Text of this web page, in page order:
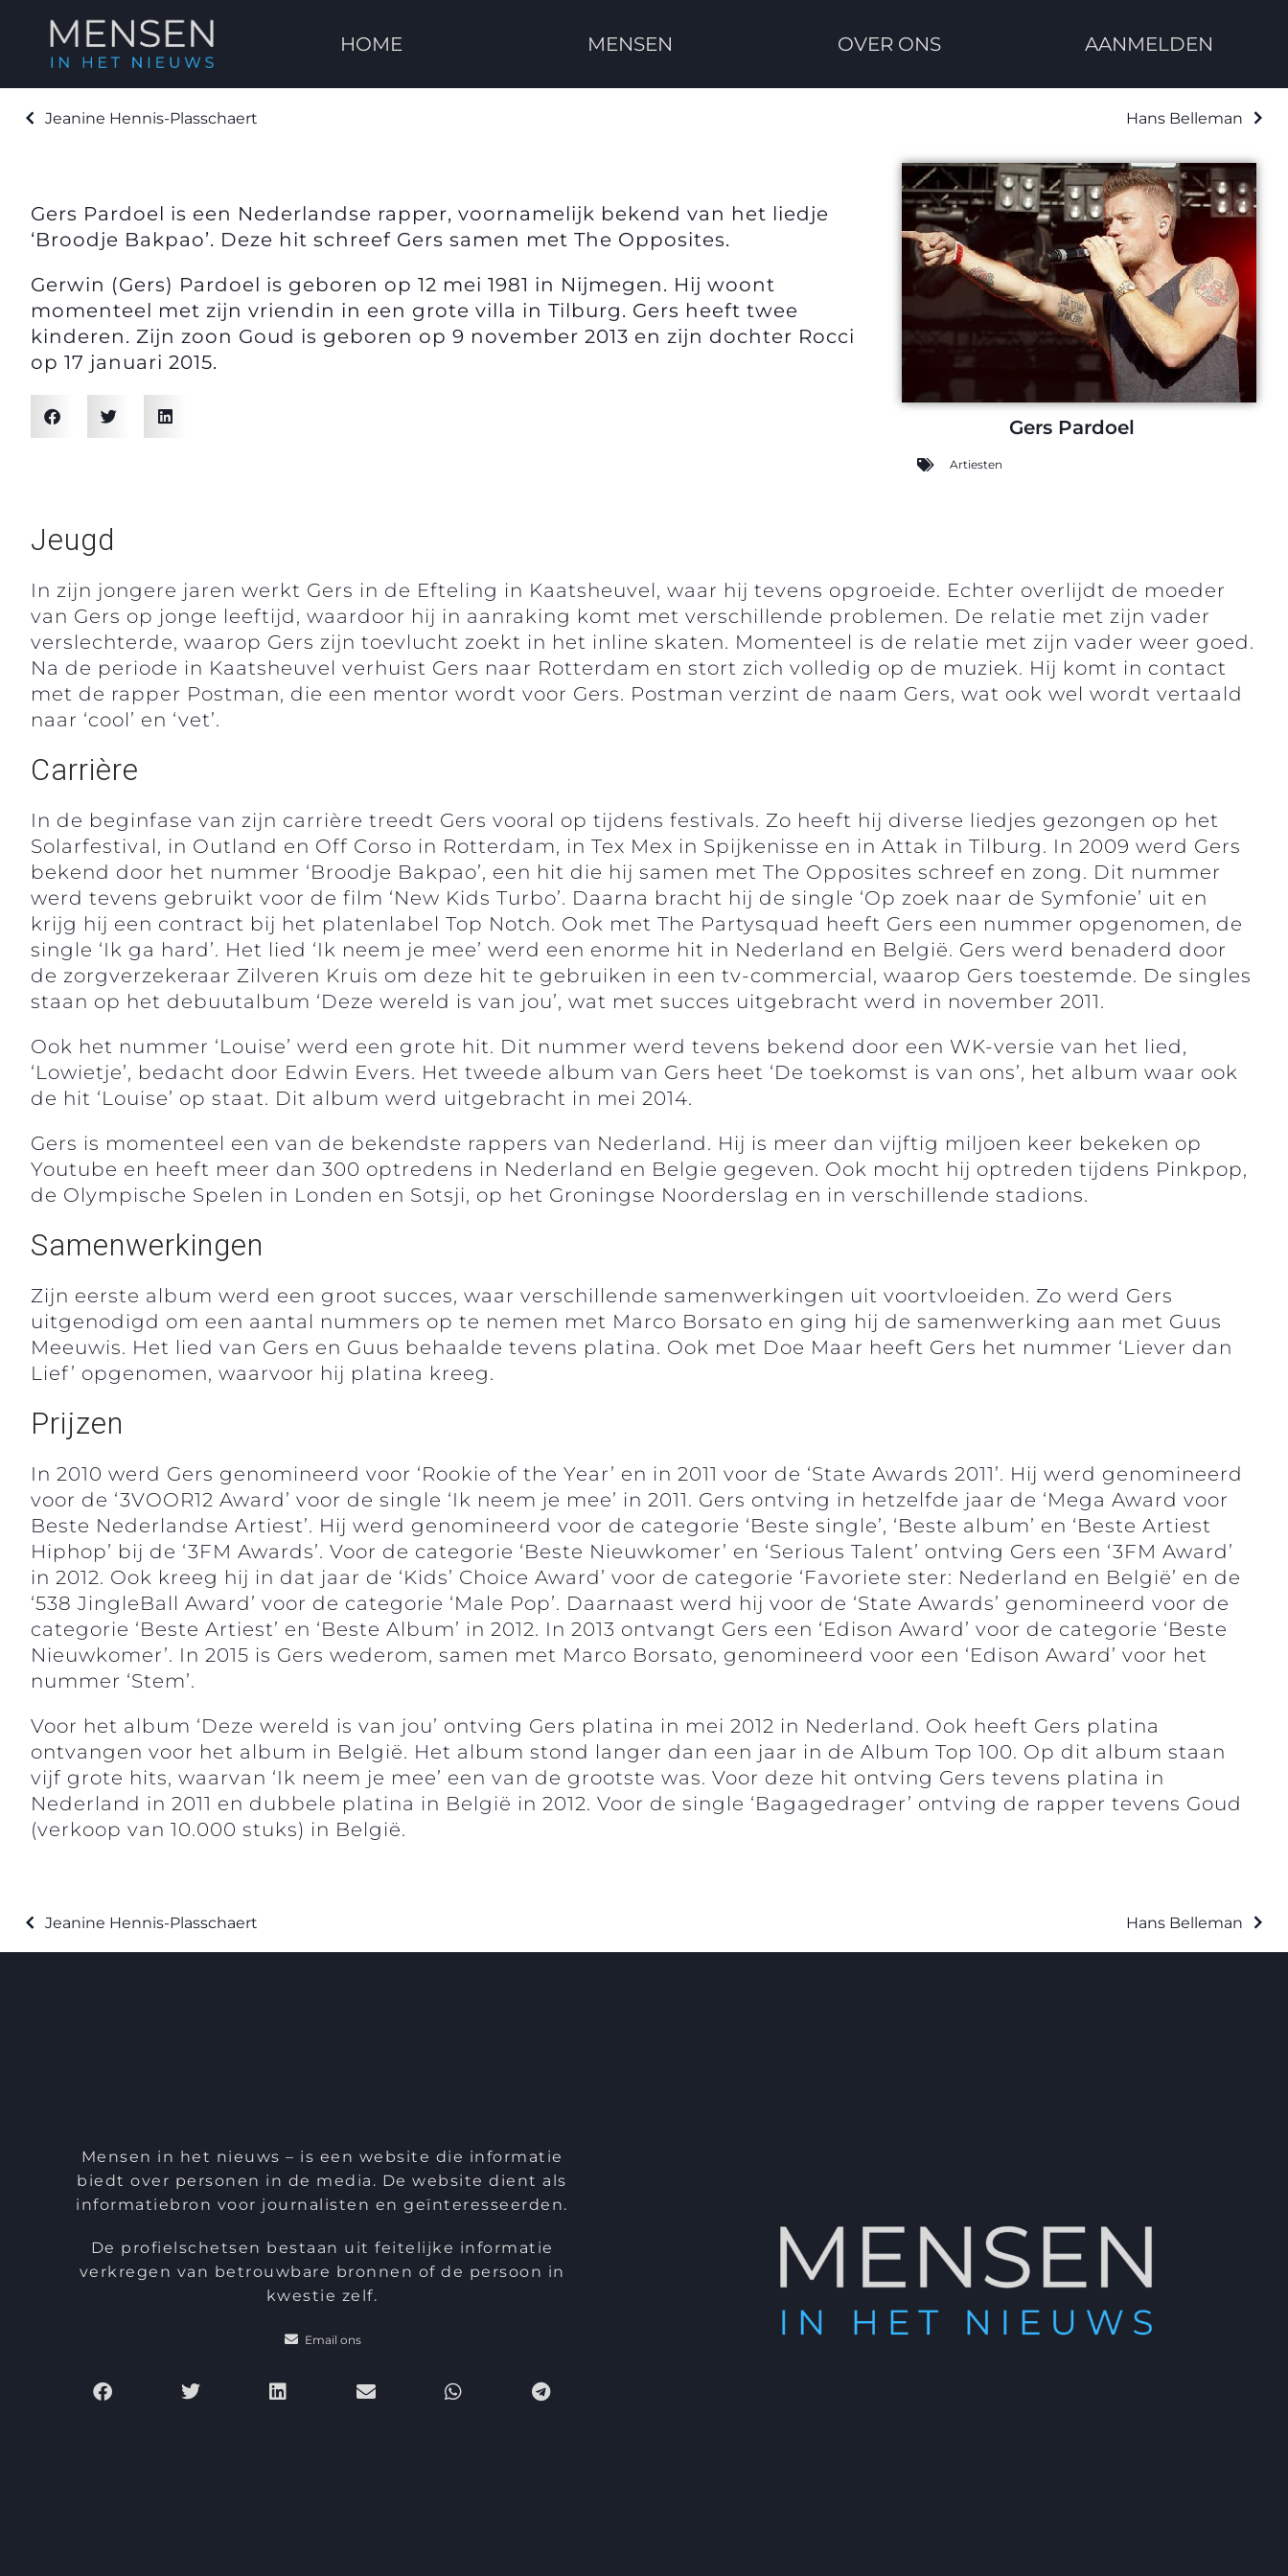
HOME MENSEN OVER ONS AANMELDEN
Jeanine Hennis-Plasschaert Hans Belleman
Gers Pardoel is een Nederlandse rapper, voornamelijk bekend van het liedje
‘Broodje Bakpao’. Deze hit schreef Gers samen met The Opposites.
Gerwin (Gers) Pardoel is geboren op 12 mei 1981 in Nijmegen. Hij woont
momenteel met zijn vriendin in een grote villa in Tilburg. Gers heeft twee
kinderen. Zijn zoon Goud is geboren op 9 november 2013 en zijn dochter Rocci
op 17 januari 2015.
Gers Pardoel
Artiesten
Jeugd
In zijn jongere jaren werkt Gers in de Efteling in Kaatsheuvel, waar hij tevens opgroeide. Echter overlijdt de moeder
van Gers op jonge leeftijd, waardoor hij in aanraking komt met verschillende problemen. De relatie met zijn vader
verslechterde, waarop Gers zijn toevlucht zoekt in het inline skaten. Momenteel is de relatie met zijn vader weer goed.
Na de periode in Kaatsheuvel verhuist Gers naar Rotterdam en stort zich volledig op de muziek. Hij komt in contact
met de rapper Postman, die een mentor wordt voor Gers. Postman verzint de naam Gers, wat ook wel wordt vertaald
naar ‘cool’ en ‘vet’.
Carrière
In de beginfase van zijn carrière treedt Gers vooral op tijdens festivals. Zo heeft hij diverse liedjes gezongen op het
Solarfestival, in Outland en Off Corso in Rotterdam, in Tex Mex in Spijkenisse en in Attak in Tilburg. In 2009 werd Gers
bekend door het nummer ‘Broodje Bakpao’, een hit die hij samen met The Opposites schreef en zong. Dit nummer
werd tevens gebruikt voor de film ‘New Kids Turbo’. Daarna bracht hij de single ‘Op zoek naar de Symfonie’ uit en
krijg hij een contract bij het platenlabel Top Notch. Ook met The Partysquad heeft Gers een nummer opgenomen, de
single ‘Ik ga hard’. Het lied ‘Ik neem je mee’ werd een enorme hit in Nederland en België. Gers werd benaderd door
de zorgverzekeraar Zilveren Kruis om deze hit te gebruiken in een tv-commercial, waarop Gers toestemde. De singles
staan op het debuutalbum ‘Deze wereld is van jou’, wat met succes uitgebracht werd in november 2011.
Ook het nummer ‘Louise’ werd een grote hit. Dit nummer werd tevens bekend door een WK-versie van het lied,
‘Lowietje’, bedacht door Edwin Evers. Het tweede album van Gers heet ‘De toekomst is van ons’, het album waar ook
de hit ‘Louise’ op staat. Dit album werd uitgebracht in mei 2014.
Gers is momenteel een van de bekendste rappers van Nederland. Hij is meer dan vijftig miljoen keer bekeken op
Youtube en heeft meer dan 300 optredens in Nederland en Belgie gegeven. Ook mocht hij optreden tijdens Pinkpop,
de Olympische Spelen in Londen en Sotsji, op het Groningse Noorderslag en in verschillende stadions.
Samenwerkingen
Zijn eerste album werd een groot succes, waar verschillende samenwerkingen uit voortvloeiden. Zo werd Gers
uitgenodigd om een aantal nummers op te nemen met Marco Borsato en ging hij de samenwerking aan met Guus
Meeuwis. Het lied van Gers en Guus behaalde tevens platina. Ook met Doe Maar heeft Gers het nummer ‘Liever dan
Lief’ opgenomen, waarvoor hij platina kreeg.
Prijzen
In 2010 werd Gers genomineerd voor ‘Rookie of the Year’ en in 2011 voor de ‘State Awards 2011’. Hij werd genomineerd
voor de ‘3VOOR12 Award’ voor de single ‘Ik neem je mee’ in 2011. Gers ontving in hetzelfde jaar de ‘Mega Award voor
Beste Nederlandse Artiest’. Hij werd genomineerd voor de categorie ‘Beste single’, ‘Beste album’ en ‘Beste Artiest
Hiphop’ bij de ‘3FM Awards’. Voor de categorie ‘Beste Nieuwkomer’ en ‘Serious Talent’ ontving Gers een ‘3FM Award’
in 2012. Ook kreeg hij in dat jaar de ‘Kids’ Choice Award’ voor de categorie ‘Favoriete ster: Nederland en België’ en de
‘538 JingleBall Award’ voor de categorie ‘Male Pop’. Daarnaast werd hij voor de ‘State Awards’ genomineerd voor de
categorie ‘Beste Artiest’ en ‘Beste Album’ in 2012. In 2013 ontvangt Gers een ‘Edison Award’ voor de categorie ‘Beste
Nieuwkomer’. In 2015 is Gers wederom, samen met Marco Borsato, genomineerd voor een ‘Edison Award’ voor het
nummer ‘Stem’.
Voor het album ‘Deze wereld is van jou’ ontving Gers platina in mei 2012 in Nederland. Ook heeft Gers platina
ontvangen voor het album in België. Het album stond langer dan een jaar in de Album Top 100. Op dit album staan
vijf grote hits, waarvan ‘Ik neem je mee’ een van de grootste was. Voor deze hit ontving Gers tevens platina in
Nederland in 2011 en dubbele platina in België in 2012. Voor de single ‘Bagagedrager’ ontving de rapper tevens Goud
(verkoop van 10.000 stuks) in België.
Jeanine Hennis-Plasschaert Hans Belleman
Mensen in het nieuws – is een website die informatie
biedt over personen in de media. De website dient als
informatiebron voor journalisten en geïnteresseerden.
De profielschetsen bestaan uit feitelijke informatie
verkregen van betrouwbare bronnen of de persoon in
kwestie zelf.
Email ons